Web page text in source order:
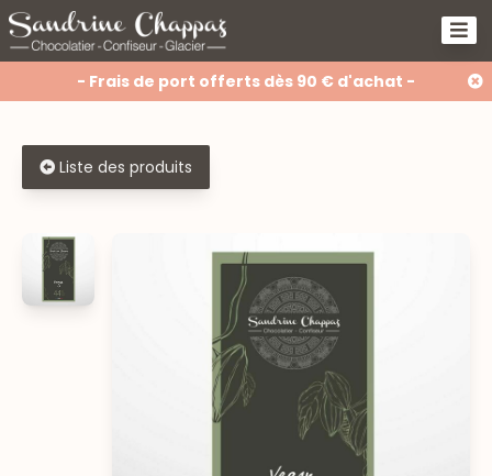
- Frais de port offerts dès 90 € d'achat -
Liste des produits